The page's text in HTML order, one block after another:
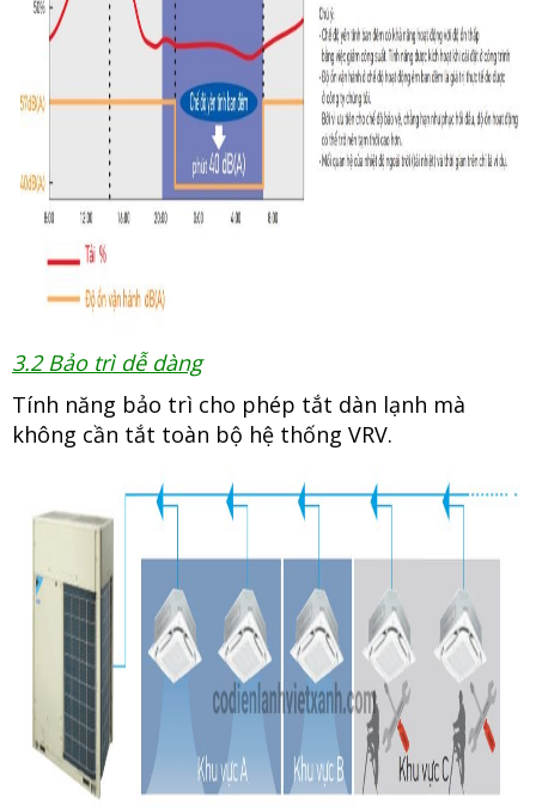
3.2 Bảo trì dễ dàng
Tính năng bảo trì cho phép tắt dàn lạnh mà
không cần tắt toàn bộ hệ thống VRV.